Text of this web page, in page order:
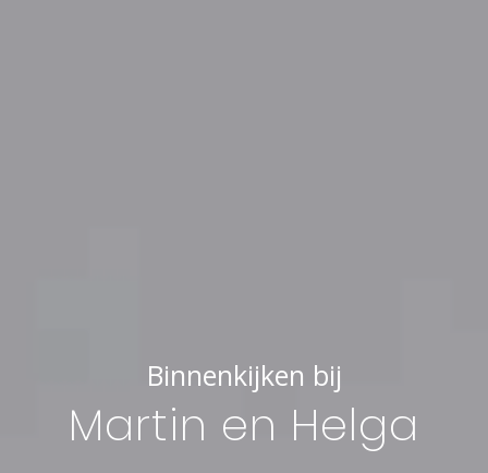
Binnenkijken bij
Martin en Helga